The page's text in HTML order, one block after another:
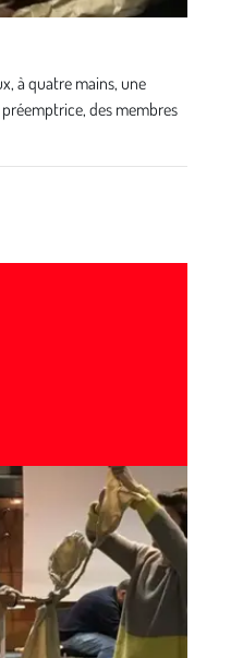
à quatre mains, une
des membres